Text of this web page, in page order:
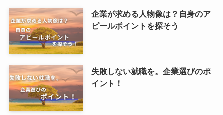
企業が求める人物像は？自身のア
ピールポイントを探そう
失敗しない就職を。企業選びのポ
イント！